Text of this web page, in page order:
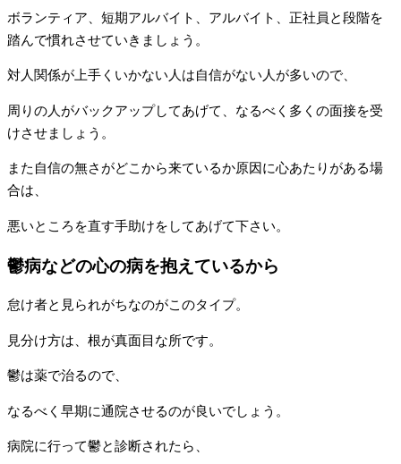
ボランティア、短期アルバイト、アルバイト、正社員と段階を
踏んで慣れさせていきましょう。
対人関係が上手くいかない人は自信がない人が多いので、
周りの人がバックアップしてあげて、なるべく多くの面接を受
けさせましょう。
また自信の無さがどこから来ているか原因に心あたりがある場
合は、
悪いところを直す手助けをしてあげて下さい。
鬱病などの心の病を抱えているから
怠け者と見られがちなのがこのタイプ。
見分け方は、根が真面目な所です。
鬱は薬で治るので、
なるべく早期に通院させるのが良いでしょう。
病院に行って鬱と診断されたら、